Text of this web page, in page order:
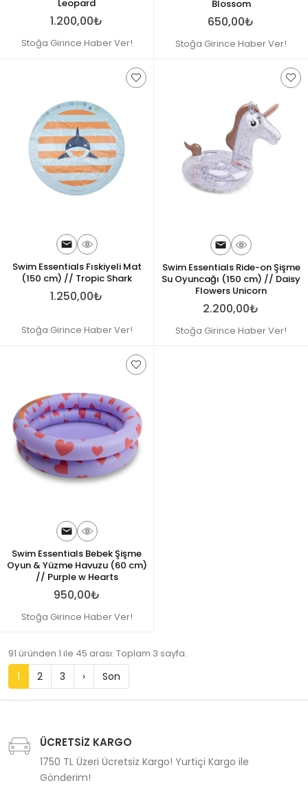
Leopard
1.200,00₺
Stoğa Girince Haber Ver!
Blossom
650,00₺
Stoğa Girince Haber Ver!
Swim Essentials Fıskiyeli Mat
(150 cm) // Tropic Shark
1.250,00₺
Stoğa Girince Haber Ver!
Swim Essentials Ride-on Şişme
Su Oyuncağı (150 cm) // Daisy
Flowers Unicorn
2.200,00₺
Stoğa Girince Haber Ver!
Swim Essentials Bebek Şişme
Oyun & Yüzme Havuzu (60 cm)
// Purple w Hearts
950,00₺
Stoğa Girince Haber Ver!
91 üründen 1 ile 45 arası. Toplam 3 sayfa.
1 2 3 › Son
ÜCRETSİZ KARGO
1750 TL Üzeri Ücretsiz Kargo! Yurtiçi Kargo ile
Gönderim!